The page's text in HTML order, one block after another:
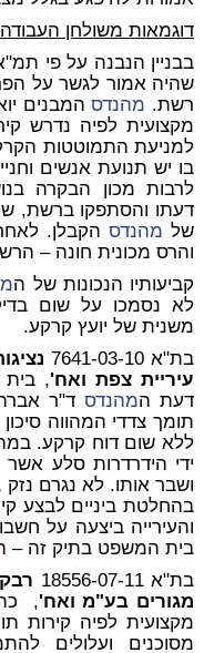
דוגמאות משולחן
שהיה אמור לגשר על
רשת. מהנדסהמבנים
מקצועית לפיה נדרש
למניעת התמוטטות
בו יש תנועת אנשים
לרבות מכון הבקרה
דעתו והסתפקו ברשת,
של מהנדס הקבלן.
והרס מכונית חונה –
קביעותיו הנכונות של ה
לא נסמכו על שום
משנית של יועץ קרקע.
בת"א 7641-03-10
עיריית צפת ואח', בית
דעת המהנדס ד"ר
תומך צדדי המהווה
ללא שום דוח קרקע.
ידי הידרדרות סלע
ושבר אותו. לא נגרם
בהחלטת ביניים לבצע
והעירייה ביצעה על
בית המשפט בתיק זה –
בת"א 18556-07-11
מגורים בע"מ ואח',
מקצועית לפיה קירות
מסוכנים ועלולים